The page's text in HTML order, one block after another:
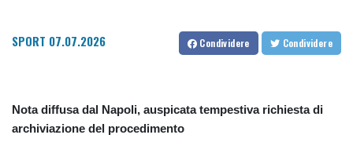
SPORT 07.07.2026 Condividere Condividere
Nota diffusa dal Napoli, auspicata tempestiva richiesta di
archiviazione del procedimento